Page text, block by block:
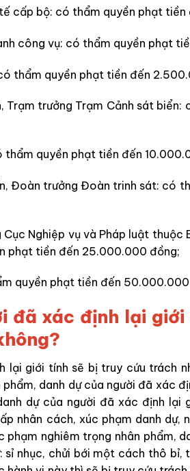
cấp bộ: có thẩm quyền phạt
công vụ: có thẩm quyền phạt
thẩm quyền phạt tiền đến
trưởng Trạm Cảnh sát biển:
thẩm quyền phạt tiền đến
Đoàn trưởng Đoàn trinh sát: có
Nghiệp vụ và Pháp luật thuộc
phạt tiền đến 25.000.000 đồng;
quyền phạt tiền đến
đã xác định lại
lại giới tính sẽ bị truy cứu trách
danh dự của người đã xác
dự của người đã xác định lại
nhân cách, xúc phạm danh dự,
phạm nghiêm trọng nhân phẩm,
sỉ nhục, chửi bới một cách thô bỉ,